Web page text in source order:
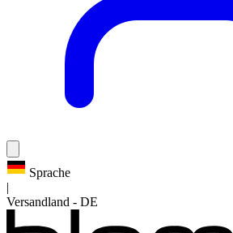
Sprache
|
Versandland - DE